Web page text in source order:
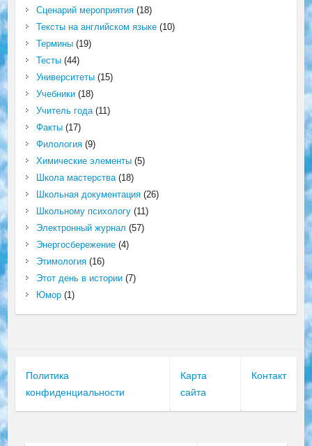
Сценарий мероприятия(18)
Тексты на английском языке(10)
Термины(19)
Тесты(44)
Университеты(15)
Учебники(18)
Учитель года(11)
Факты(17)
Филология(9)
Химические элементы(5)
Школа мастерства(18)
Школьная документация(26)
Школьному психологу(11)
Электронный журнал (57)
Энергосбережение(4)
Этимология(16)
Этот день в истории(7)
Юмор(1)
Политика
конфиденциальности
Карта
сайта
Контакт